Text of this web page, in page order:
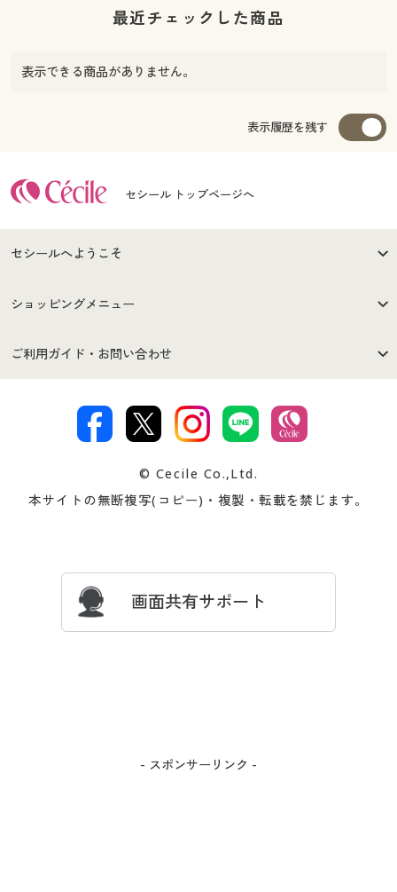
最近チェックした商品
表示できる商品がありません。
表示履歴を残す
セシール トップページへ
セシールへようこそ
はじめての方へ
セシールご利用規約
著作権・商標について 会社案内
ショッピングメニュー
商品カテゴリ
プレゼント＆キャンペーン サイトマップ
ご利用ガイド・お問い合わせ
交換・返品は お支払は
ついて
忘れの場合
© Cecile Co.,Ltd.
本サイトの無断複写(コピー)・複製・転載を禁じます。
画面共有サポート
- スポンサーリンク -